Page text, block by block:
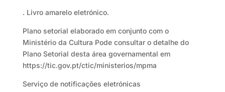
. Livro amarelo eletrónico.
Plano setorial elaborado em conjunto com o
Ministério da Cultura Pode consultar o detalhe do
Plano Setorial desta área governamental em
https://tic.gov.pt/ctic/ministerios/mpma
Serviço de notificações eletrónicas